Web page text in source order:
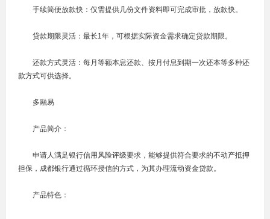
手续简便放款快：仅需提供几份文件资料即可完成审批，放款快。
贷款期限灵活：最长1年，可根据实际资金需求确定贷款期限。
还款方式灵活：每月等额本息还款、按月付息到期一次还本等多种还
款方式可供选择。
多融易
产品简介：
申请人满足银行信用风险评级要求，能够提供符合要求的不动产抵押
担保，成都银行通过循环授信的方式，为其办理流动资金贷款。
产品特色：